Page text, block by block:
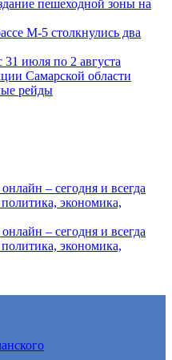
пешеходной зоны на
М-5 столкнулись два
июля по 2 августа
Самарской области
рейды